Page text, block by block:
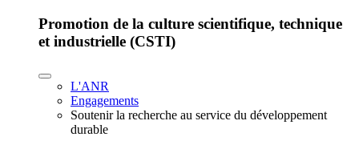
Promotion de la culture scientifique, technique
et industrielle (CSTI)
L'ANR
Engagements
Soutenir la recherche au service du développement
durable